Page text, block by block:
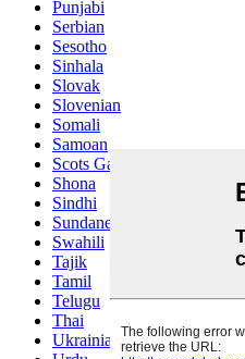
Punjabi
Serbian
Sesotho
Sinhala
Slovak
Slovenian
Somali
Samoan
Scots Gaelic
Shona
Sindhi
Sundanese
Swahili
Tajik
Tamil
Telugu
Thai
Ukrainian